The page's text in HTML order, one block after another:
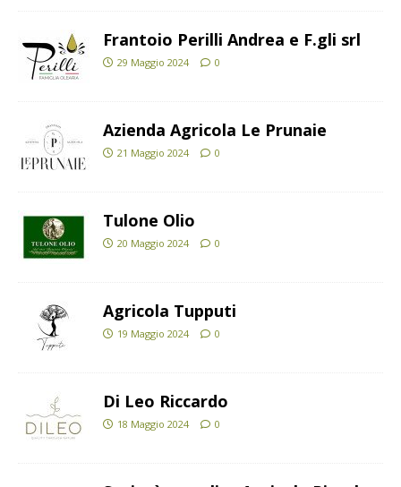
Frantoio Perilli Andrea e F.gli srl
29 Maggio 2024 0
Azienda Agricola Le Prunaie
21 Maggio 2024 0
Tulone Olio
20 Maggio 2024 0
Agricola Tupputi
19 Maggio 2024 0
Di Leo Riccardo
18 Maggio 2024 0